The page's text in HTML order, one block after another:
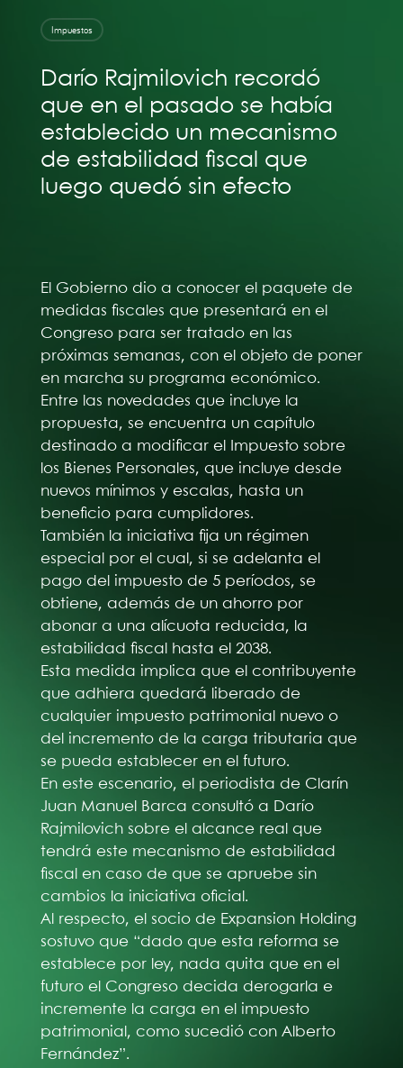
Impuestos
Darío Rajmilovich recordó
que en el pasado se había
establecido un mecanismo
de estabilidad fiscal que
luego quedó sin efecto
El Gobierno dio a conocer el paquete de
medidas fiscales que presentará en el
Congreso para ser tratado en las
próximas semanas, con el objeto de poner
en marcha su programa económico.
Entre las novedades que incluye la
propuesta, se encuentra un capítulo
destinado a modificar el Impuesto sobre
los Bienes Personales, que incluye desde
nuevos mínimos y escalas, hasta un
beneficio para cumplidores.
También la iniciativa fija un régimen
especial por el cual, si se adelanta el
pago del impuesto de 5 períodos, se
obtiene, además de un ahorro por
abonar a una alícuota reducida, la
estabilidad fiscal hasta el 2038.
Esta medida implica que el contribuyente
que adhiera quedará liberado de
cualquier impuesto patrimonial nuevo o
del incremento de la carga tributaria que
se pueda establecer en el futuro.
En este escenario, el periodista de Clarín
Juan Manuel Barca consultó a Darío
Rajmilovich sobre el alcance real que
tendrá este mecanismo de estabilidad
fiscal en caso de que se apruebe sin
cambios la iniciativa oficial.
Al respecto, el socio de Expansion Holding
sostuvo que “dado que esta reforma se
establece por ley, nada quita que en el
futuro el Congreso decida derogarla e
incremente la carga en el impuesto
patrimonial, como sucedió con Alberto
Fernández”.